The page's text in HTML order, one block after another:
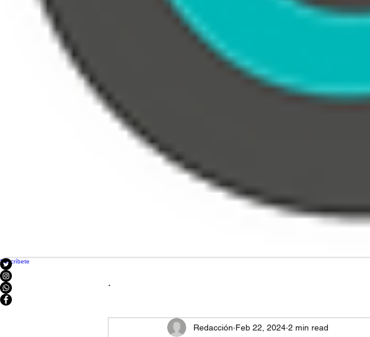
Suscríbete
.
Redacción Feb 22, 2024 2 min read